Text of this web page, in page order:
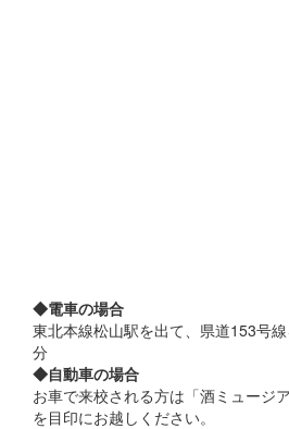
◆電車の場合
東北本線松山駅を出て、県道153号
分
◆自動車の場合
お車で来校される方は「酒ミュージ
を目印にお越しください。